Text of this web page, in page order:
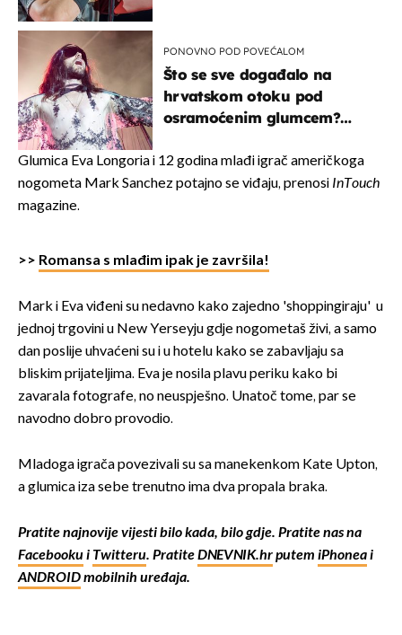
PONOVNO POD POVEĆALOM
Što se sve događalo na
hrvatskom otoku pod
osramoćenim glumcem?
izazivaju nevjericu
Glumica Eva Longoria i 12 godina mlađi igrač američkoga
nogometa Mark Sanchez potajno se viđaju, prenosi InTouch
magazine.
>> Romansa s mlađim ipak je završila!
Mark i Eva viđeni su nedavno kako zajedno 'shoppingiraju' u
jednoj trgovini u New Yerseyju gdje nogometaš živi, a samo
dan poslije uhvaćeni su i u hotelu kako se zabavljaju sa
bliskim prijateljima. Eva je nosila plavu periku kako bi
zavarala fotografe, no neuspješno. Unatoč tome, par se
navodno dobro provodio.
Mladoga igrača povezivali su sa manekenkom Kate Upton,
a glumica iza sebe trenutno ima dva propala braka.
Pratite najnovije vijesti bilo kada, bilo gdje. Pratite nas na
Facebookui Twitteru. PratiteDNEVNIK.hrputem iPhoneai
ANDROIDmobilnih uređaja.